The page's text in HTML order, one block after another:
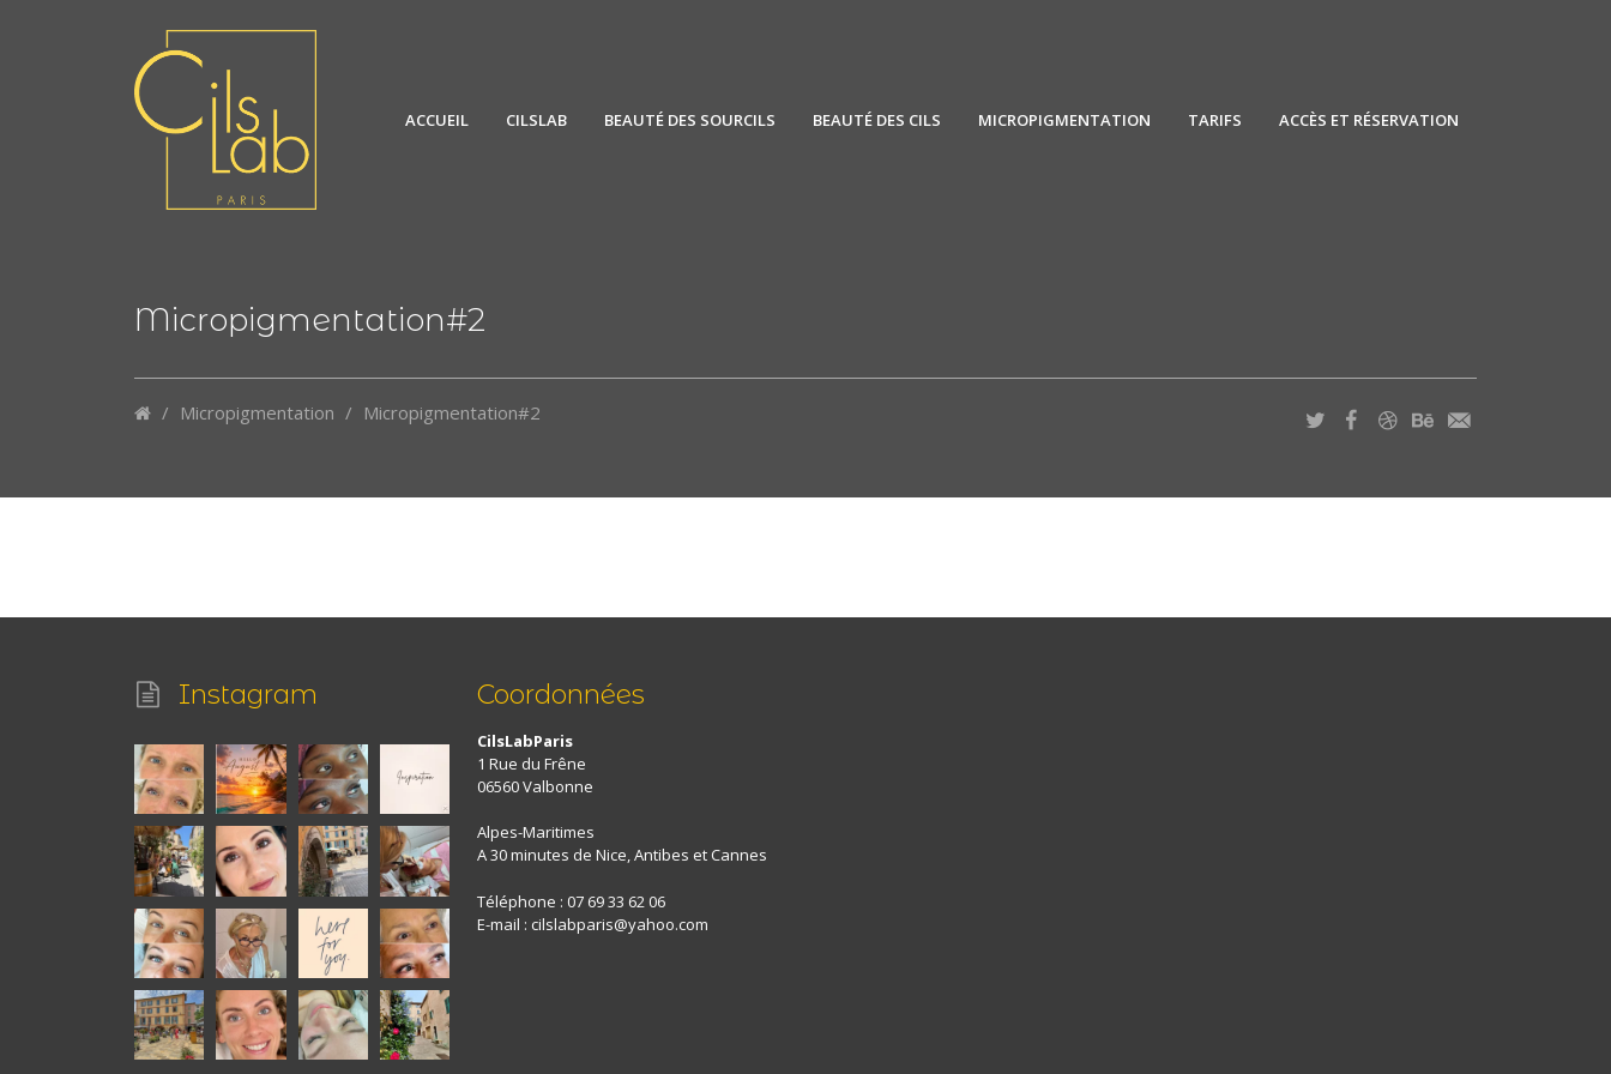
ACCUEIL CILSLAB BEAUTÉ DES SOURCILS BEAUTÉ DES CILS MICROPIGMENTATION TARIFS ACCÈS ET RÉSERVATION
Micropigmentation#2
/ Micropigmentation / Micropigmentation#2
Instagram Coordonnées
CilsLabParis
1 Rue du Frêne
06560 Valbonne
Alpes-Maritimes
A 30 minutes de Nice, Antibes et Cannes
Téléphone : 07 69 33 62 06
E-mail : cilslabparis@yahoo.com